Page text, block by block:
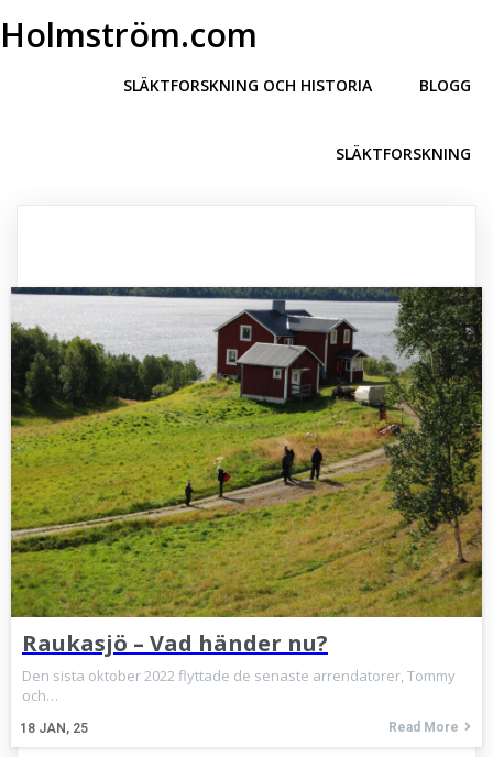
Holmström.com
SLÄKTFORSKNING OCH HISTORIA BLOGG
SLÄKTFORSKNING
Raukasjö – Vad händer nu?
18 JAN, 25
Den sista oktober 2022 flyttade de senaste arrendatorer, Tommy
och…
Read More